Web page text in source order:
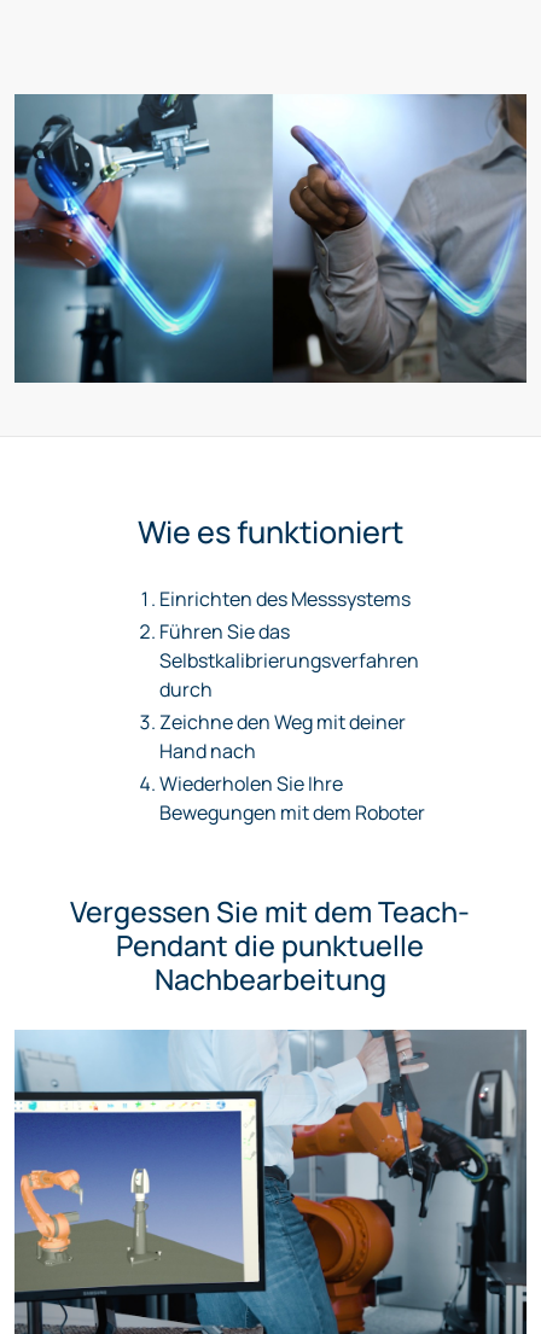
Wie es funktioniert
Einrichten des Messsystems
Führen Sie das
Selbstkalibrierungsverfahren
durch
Zeichne den Weg mit deiner
Hand nach
Wiederholen Sie Ihre
Bewegungen mit dem Roboter
Vergessen Sie mit dem Teach-
Pendant die punktuelle
Nachbearbeitung